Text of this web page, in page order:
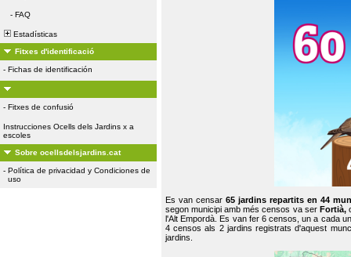
- FAQ
Estadísticas
Fitxes d'identificació
- Fichas de identificación
- Fitxes de confusió
Instrucciones Ocells dels Jardins x a
escoles
Sobre ocellsdelsjardins.cat
- Política de privacidad y Condiciones de
uso
Es van censar65 jardins repartits en 44
segon municipi amb més censos va ser Fortià,
l'Alt Empordà. Es van fer 6 censos, un a cada
4 censos als 2 jardins registrats d'aquest
jardins.